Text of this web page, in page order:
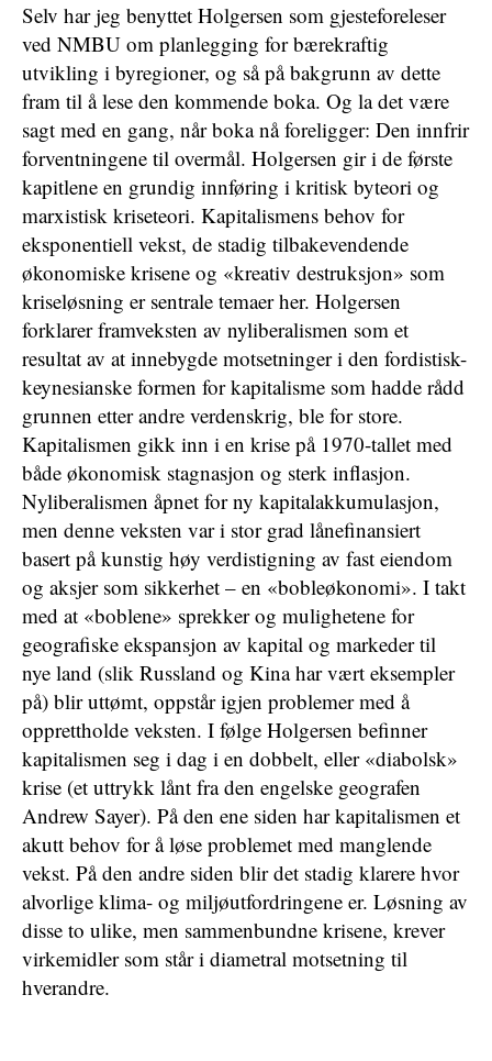
Selv har jeg benyttet Holgersen som gjesteforeleser
ved NMBU om planlegging for bærekraftig
utvikling i byregioner, og så på bakgrunn av dette
fram til å lese den kommende boka. Og la det være
sagt med en gang, når boka nå foreligger: Den innfrir
forventningene til overmål. Holgersen gir i de første
kapitlene en grundig innføring i kritisk byteori og
marxistisk kriseteori. Kapitalismens behov for
eksponentiell vekst, de stadig tilbakevendende
økonomiske krisene og «kreativ destruksjon» som
kriseløsning er sentrale temaer her. Holgersen
forklarer framveksten av nyliberalismen som et
resultat av at innebygde motsetninger i den fordistisk-
keynesianske formen for kapitalisme som hadde rådd
grunnen etter andre verdenskrig, ble for store.
Kapitalismen gikk inn i en krise på 1970-tallet med
både økonomisk stagnasjon og sterk inflasjon.
Nyliberalismen åpnet for ny kapitalakkumulasjon,
men denne veksten var i stor grad lånefinansiert
basert på kunstig høy verdistigning av fast eiendom
og aksjer som sikkerhet – en «bobleøkonomi». I takt
med at «boblene» sprekker og mulighetene for
geografiske ekspansjon av kapital og markeder til
nye land (slik Russland og Kina har vært eksempler
på) blir uttømt, oppstår igjen problemer med å
opprettholde veksten. I følge Holgersen befinner
kapitalismen seg i dag i en dobbelt, eller «diabolsk»
krise (et uttrykk lånt fra den engelske geografen
Andrew Sayer). På den ene siden har kapitalismen et
akutt behov for å løse problemet med manglende
vekst. På den andre siden blir det stadig klarere hvor
alvorlige klima- og miljøutfordringene er. Løsning av
disse to ulike, men sammenbundne krisene, krever
virkemidler som står i diametral motsetning til
hverandre.